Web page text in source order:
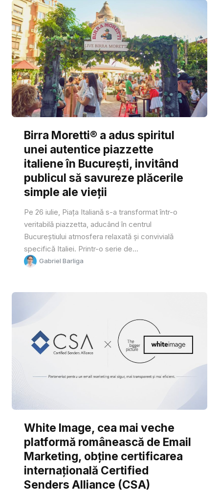
Birra Moretti® a adus spiritul
unei autentice piazzette
italiene în București, invitând
publicul să savureze plăcerile
simple ale vieții
Pe 26 iulie, Piața Italiană s-a transformat într-o
veritabilă piazzetta, aducând în centrul
Bucureștiului atmosfera relaxată și convivială
specifică Italiei. Printr-o serie de...
Gabriel Barliga
White Image, cea mai veche
platformă românească de Email
Marketing, obține certificarea
internațională Certified
Senders Alliance (CSA)